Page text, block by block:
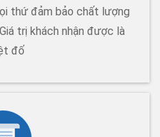
thứ đảm bảo chất lượng
trị khách nhận được là
đố